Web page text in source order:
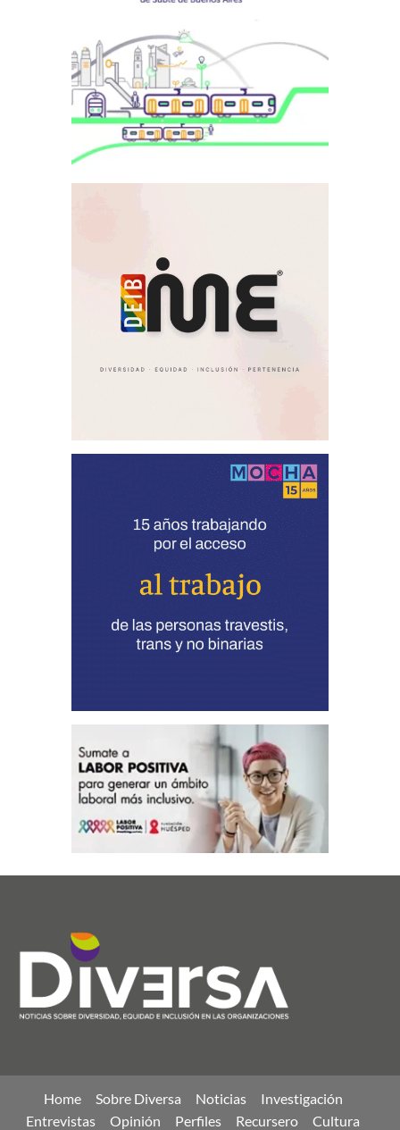
Home Sobre Diversa Noticias
Investigación
Entrevistas
Opinión Perfiles Recursero Cultura